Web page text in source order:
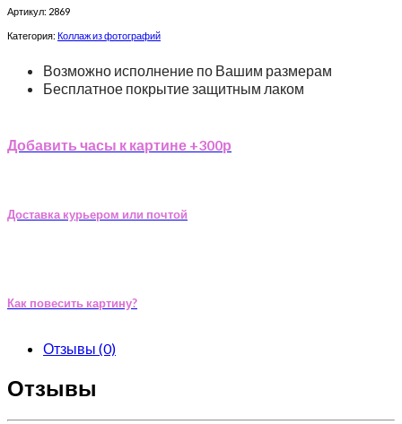
Артикул: 2869
Категория: Коллаж из фотографий
Возможно исполнение по Вашим размерам
Бесплатное покрытие защитным лаком
Добавить часы к картине +300р
Доставка курьером или почтой
Как повесить картину?
Отзывы (0)
Отзывы